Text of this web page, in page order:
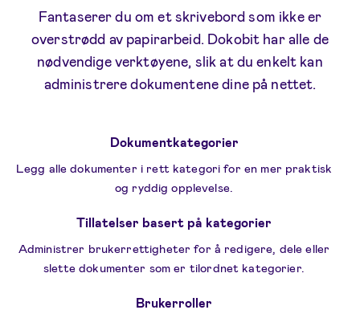
Fantaserer du om et skrivebord som ikke er
overstrødd av papirarbeid. Dokobit har alle de
nødvendige verktøyene, slik at du enkelt kan
administrere dokumentene dine på nettet.
Dokumentkategorier
Legg alle dokumenter i rett kategori for en mer praktisk
og ryddig opplevelse.
Tillatelser basert på kategorier
Administrer brukerrettigheter for å redigere, dele eller
slette dokumenter som er tilordnet kategorier.
Brukerroller